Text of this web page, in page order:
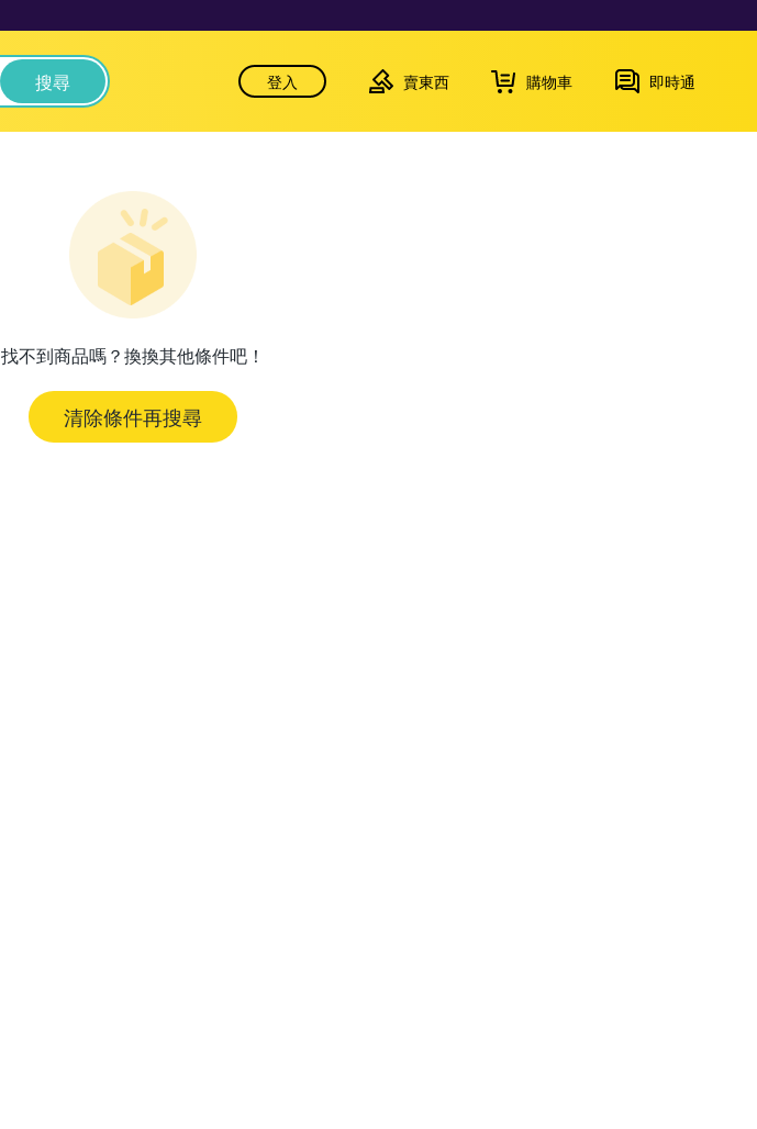
搜尋 登入 賣東西 購物車 即時通
找不到商品嗎？換換其他條件吧！
清除條件再搜尋